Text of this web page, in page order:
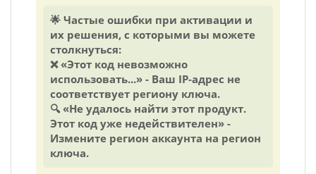
🌟 Частые ошибки при активации и
их решения, с которыми вы можете
столкнуться:
❌ «Этот код невозможно
использовать...» - Ваш IP-адрес не
соответствует региону ключа.
🔍 «Не удалось найти этот продукт.
Этот код уже недействителен» -
Измените регион аккаунта на регион
ключа.